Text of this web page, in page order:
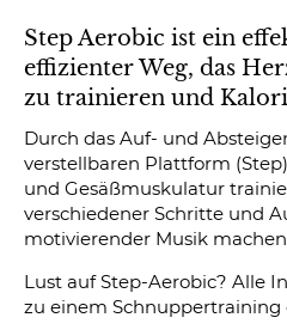
Step Aerobic ist ein
effizienter Weg, das
zu trainieren und
Durch das Auf- und
verstellbaren Plattform
und Gesäßmuskulatur
verschiedener Schritte und
motivierender Musik
Lust auf Step-Aerobic? Alle
zu einem Schnuppertraining